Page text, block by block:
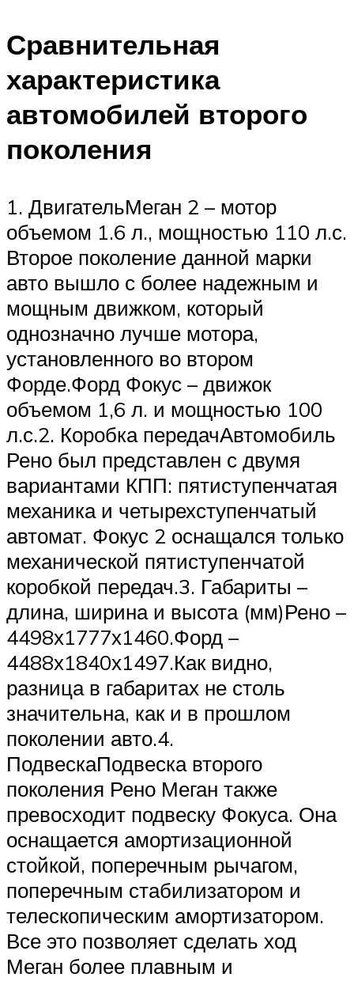
Сравнительная
характеристика
автомобилей второго
поколения
1. ДвигательМеган 2 – мотор
объемом 1.6 л., мощностью 110 л.с.
Второе поколение данной марки
авто вышло с более надежным и
мощным движком, который
однозначно лучше мотора,
установленного во втором
Форде.Форд Фокус – движок
объемом 1,6 л. и мощностью 100
л.с.2. Коробка передачАвтомобиль
Рено был представлен с двумя
вариантами КПП: пятиступенчатая
механика и четырехступенчатый
автомат. Фокус 2 оснащался только
механической пятиступенчатой
коробкой передач.3. Габариты –
длина, ширина и высота (мм)Рено –
4498х1777х1460.Форд –
4488х1840х1497.Как видно,
разница в габаритах не столь
значительна, как и в прошлом
поколении авто.4.
ПодвескаПодвеска второго
поколения Рено Меган также
превосходит подвеску Фокуса. Она
оснащается амортизационной
стойкой, поперечным рычагом,
поперечным стабилизатором и
телескопическим амортизатором.
Все это позволяет сделать ход
Меган более плавным и